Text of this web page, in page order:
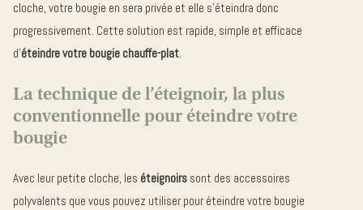
cloche, votre bougie en sera privée et elle s’éteindra donc
progressivement. Cette solution est rapide, simple et efficace
d’éteindre votre bougie chauffe-plat.
La technique de l’éteignoir, la plus
conventionnelle pour éteindre votre
bougie
Avec leur petite cloche, les éteignoirs sont des accessoires
polyvalents que vous pouvez utiliser pour éteindre votre bougie